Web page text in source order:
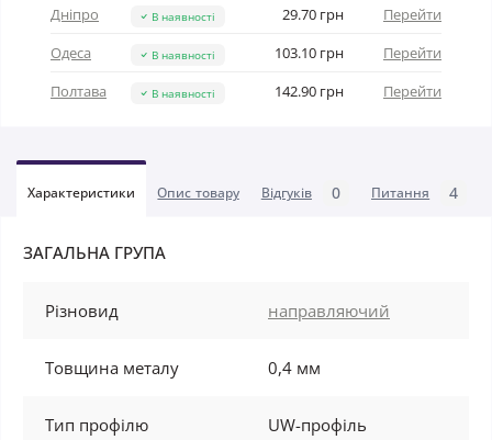
Дніпро
В наявності 29.70 грн
Перейти
Одеса
В наявності 103.10 грн
Перейти
Полтава
В наявності 142.90 грн Перейти
Характеристики Опис товару Відгуків 0 Питання 4
ЗАГАЛЬНА ГРУПА
Різновид направляючий
Товщина металу 0,4 мм
Тип профілю UW-профіль